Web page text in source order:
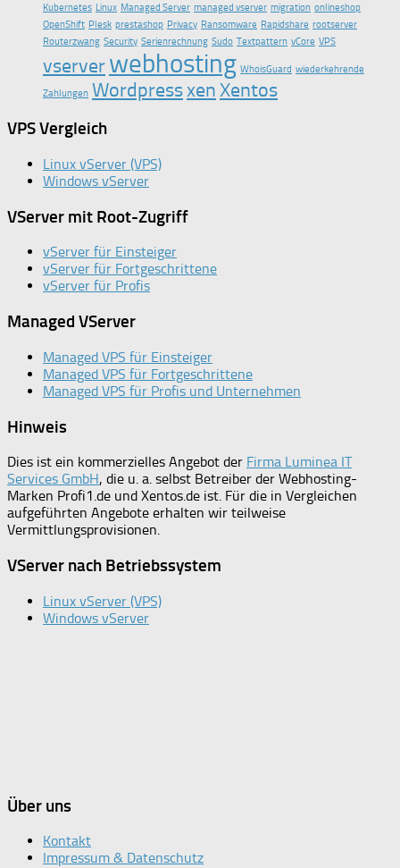
Kubernetes Linux Managed Server managed vserver migration onlineshop
OpenShift Plesk prestashop Privacy Ransomware Rapidshare rootserver
Routerzwang Security Serienrechnung Sudo Textpattern vCore VPS
vserverwebhosting WhoisGuard wiederkehrende
Zahlungen WordpressxenXentos
VPS Vergleich
Linux vServer (VPS)
Windows vServer
VServer mit Root-Zugriff
vServer für Einsteiger
vServer für Fortgeschrittene
vServer für Profis
Managed VServer
Managed VPS für Einsteiger
Managed VPS für Fortgeschrittene
Managed VPS für Profis und Unternehmen
Hinweis
Dies ist ein kommerzielles Angebot der Firma Luminea IT
Services GmbH, die u. a. selbst Betreiber der Webhosting-
Marken Profi1.de und Xentos.de ist. Für die in Vergleichen
aufgeführten Angebote erhalten wir teilweise
Vermittlungsprovisionen.
VServer nach Betriebssystem
Linux vServer (VPS)
Windows vServer
Über uns
Kontakt
Impressum & Datenschutz